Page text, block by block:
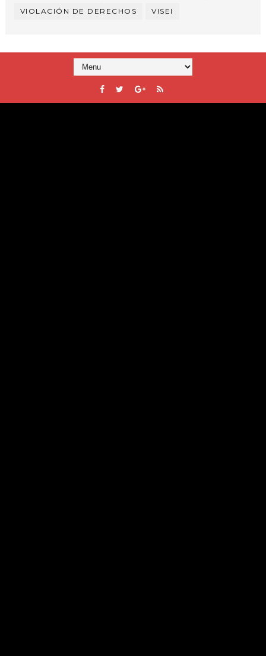
VIOLACIÓN DE DERECHOS VISEI